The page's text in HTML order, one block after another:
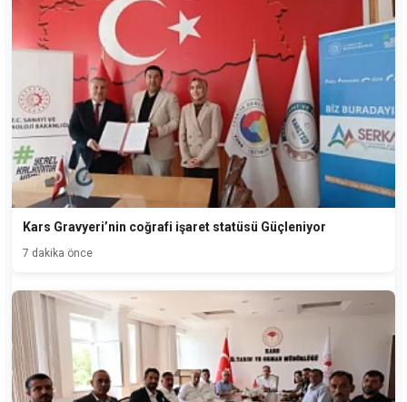
Kars Gravyeri’nin coğrafi işaret statüsü Güçleniyor
7 dakika önce